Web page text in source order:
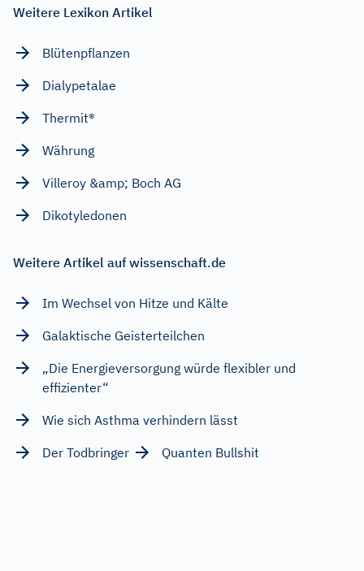
Weitere Lexikon Artikel
Blütenpflanzen
Dialypetalae
Thermit®
Währung
Villeroy &amp; Boch AG
Dikotyledonen
Weitere Artikel auf wissenschaft.de
Im Wechsel von Hitze und Kälte
Galaktische Geisterteilchen
„Die Energieversorgung würde flexibler und
effizienter“
Wie sich Asthma verhindern lässt
Der Todbringer
Quanten Bullshit